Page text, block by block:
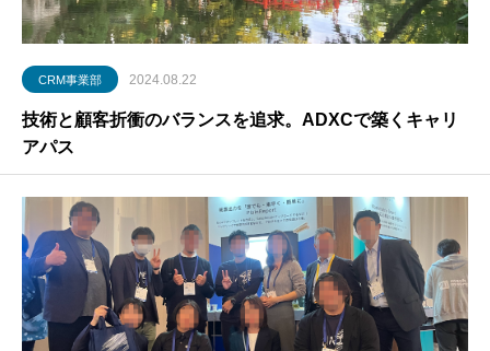
CRM事業部 2024.08.22
技術と顧客折衝のバランスを追求。ADXCで築くキャリ
アパス